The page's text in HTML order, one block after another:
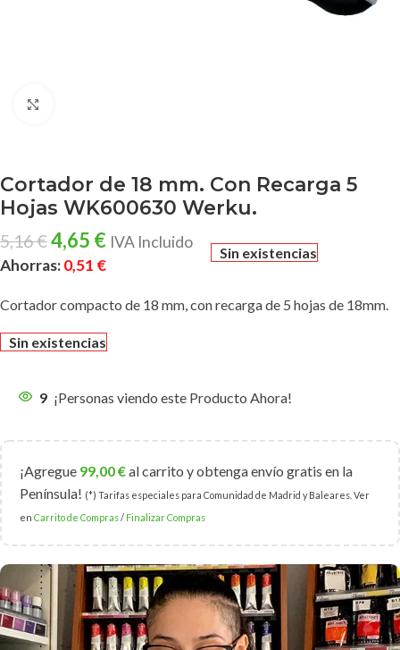
Cortador de 18 mm. Con Recarga 5
Hojas WK600630 Werku.
5,16€4,65 € IVA Incluido
Ahorras:0,51 €
Sin existencias
Cortador compacto de 18 mm, con recarga de 5 hojas de 18mm.
Sin existencias
9 ¡Personas viendo este Producto Ahora!
¡Agregue 99,00€al carrito y obtenga envío gratis en la
Península! (*) Tarifas especiales para Comunidad de Madrid y Baleares. Ver
en Carrito de Compras/ Finalizar Compras